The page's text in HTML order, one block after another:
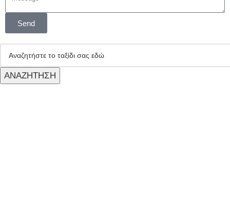
Send
ΑΝΑΖΗΤΗΣΗ